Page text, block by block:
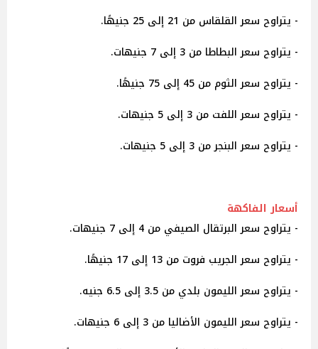
- يتراوح سعر القلقاس من 21 إلى 25 جنيهًا.
- يتراوح سعر البطاطا من 3 إلى 7 جنيهات.
- يتراوح سعر الثوم من 45 إلى 75 جنيهًا.
- يتراوح سعر اللفت من 3 إلى 5 جنيهات.
- يتراوح سعر البنجر من 3 إلى 5 جنيهات.
أسعار الفاكهة
- يتراوح سعر البرتقال الصيفي من 4 إلى 7 جنيهات.
- يتراوح سعر الجريب فروت من 13 إلى 17 جنيهًا.
- يتراوح سعر الليمون بلدي من 3.5 إلى 6.5 جنيه.
- يتراوح سعر الليمون الأضاليا من 3 إلى 6 جنيهات.